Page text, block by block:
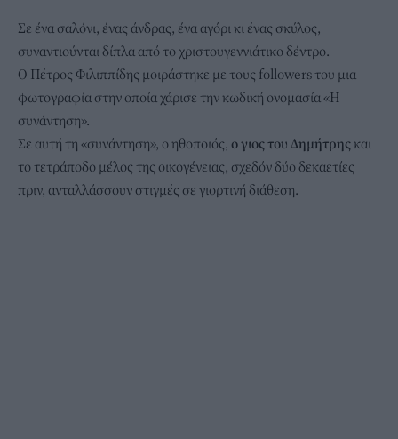
Σε ένα σαλόνι, ένας άνδρας, ένα αγόρι κι ένας σκύλος,
συναντιούνται δίπλα από το χριστουγεννιάτικο δέντρο.
Ο Πέτρος Φιλιππίδης μοιράστηκε με τους followers του μια
φωτογραφία στην οποία χάρισε την κωδική ονομασία «Η
συνάντηση».
Σε αυτή τη «συνάντηση», ο ηθοποιός, ο γιος του Δημήτρης και
το τετράποδο μέλος της οικογένειας, σχεδόν δύο δεκαετίες
πριν, ανταλλάσσουν στιγμές σε γιορτινή διάθεση.